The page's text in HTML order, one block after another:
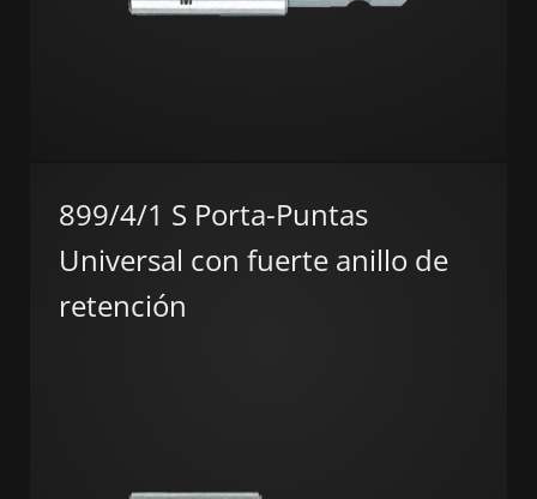
899/4/1 S Porta-Puntas
Universal con fuerte anillo de
retención